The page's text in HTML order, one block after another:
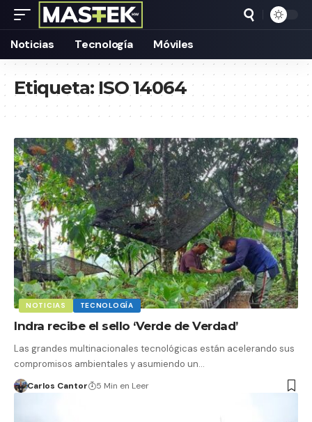
Noticias Tecnología Móviles
Etiqueta:ISO 14064
NOTICIAS TECNOLOGÍA
Indra recibe el sello ‘Verde de Verdad’
Las grandes multinacionales tecnológicas están acelerando sus
compromisos ambientales y asumiendo un…
Carlos Cantor 5 Min en Leer